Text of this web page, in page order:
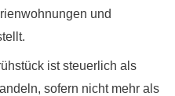
und
ist steuerlich als
sofern nicht mehr als